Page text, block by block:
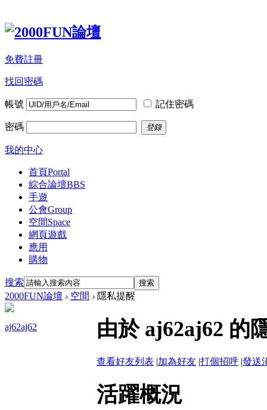
免費註冊
找回密碼
帳號 記住密碼
密碼 登錄
我的中心
首頁Portal
綜合論壇BBS
手遊
公會Group
空間Space
網頁遊戲
應用
購物
搜索 搜索
2000FUN論壇 › 空間 › 隱私提醒
aj62aj62 由於 aj62aj62 的
查看好友列表 |加為好友 |打個招呼 |發送
活躍概況